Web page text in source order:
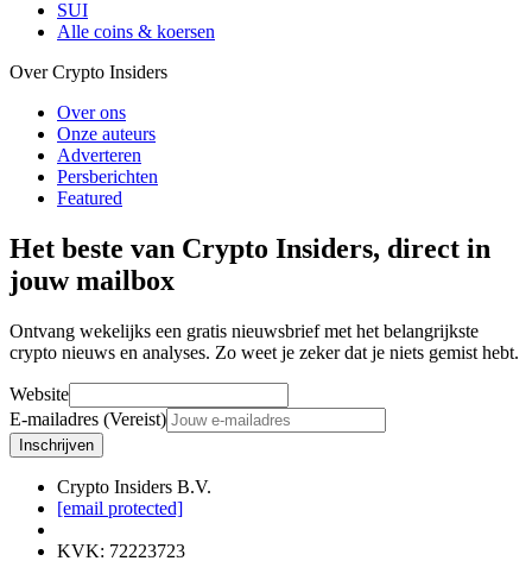
SUI
Alle coins & koersen
Over Crypto Insiders
Over ons
Onze auteurs
Adverteren
Persberichten
Featured
Het beste van Crypto Insiders, direct in
jouw mailbox
Ontvang wekelijks een gratis nieuwsbrief met het belangrijkste
crypto nieuws en analyses. Zo weet je zeker dat je niets gemist hebt.
Website
E-mailadres (Vereist)
Inschrijven
Crypto Insiders B.V.
[email protected]
KVK: 72223723